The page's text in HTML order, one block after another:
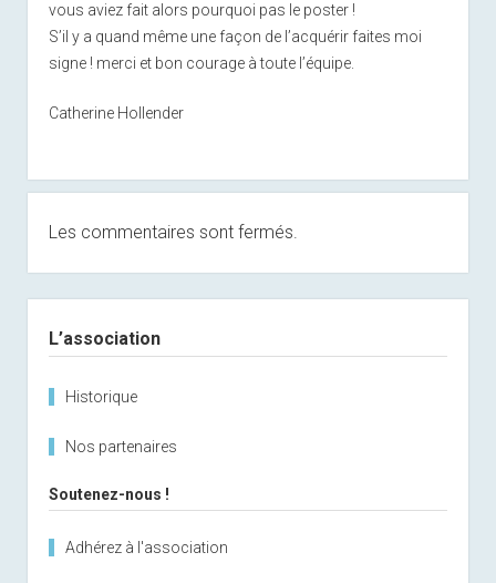
vous aviez fait alors pourquoi pas le poster !
S’il y a quand même une façon de l’acquérir faites moi
signe ! merci et bon courage à toute l’équipe.
Catherine Hollender
Les commentaires sont fermés.
L’association
Historique
Nos partenaires
Soutenez-nous !
Adhérez à l'association